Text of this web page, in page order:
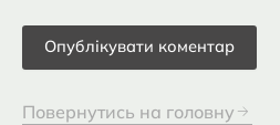
Повернутись на головну